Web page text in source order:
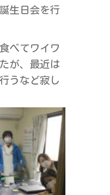
生日会を行
べてワイワ
が、最近は
うなど寂し